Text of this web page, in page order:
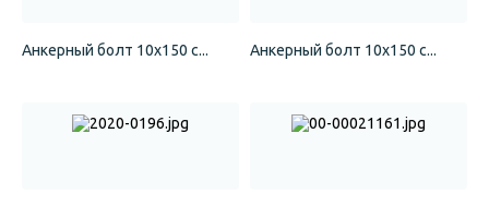
Анкерный болт 10x150 с... Анкерный болт 10x150 с...